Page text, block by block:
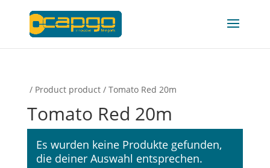
/ Product product / Tomato Red 20m
Tomato Red 20m
Es wurden keine Produkte gefunden,
die deiner Auswahl entsprechen.